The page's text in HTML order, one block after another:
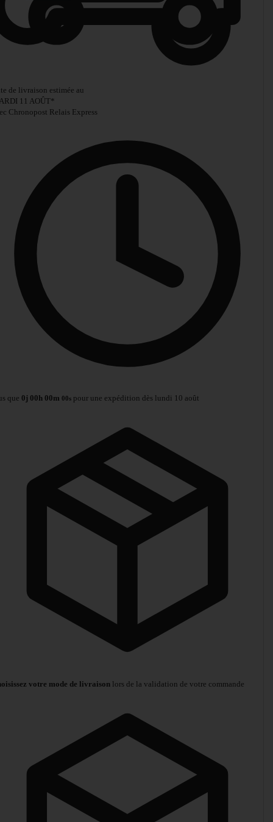
de livraison estimée au
11 AOÛT*
Chronopost Relais Express
que 0j 00h 00m 00s pour une expédition dès lundi 10 août
votre mode de livraison lors de la validation de votre commande